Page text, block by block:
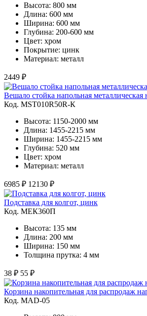
Высота: 800 мм
Длина: 600 мм
Ширина: 600 мм
Глубина: 200-600 мм
Цвет: хром
Покрытие: цинк
Материал: металл
2449 ₽
Вешало стойка напольная металлическая
Код. MST010R50R-К
Высота: 1150-2000 мм
Длина: 1455-2215 мм
Ширина: 1455-2215 мм
Глубина: 520 мм
Цвет: хром
Материал: металл
6985 ₽ 12130 ₽
Подставка для колгот, цинк
Код. MЕК360П
Высота: 135 мм
Длина: 200 мм
Ширина: 150 мм
Толщина прутка: 4 мм
38 ₽ 55 ₽
Корзина накопительная для распродаж
Код. MAD-05